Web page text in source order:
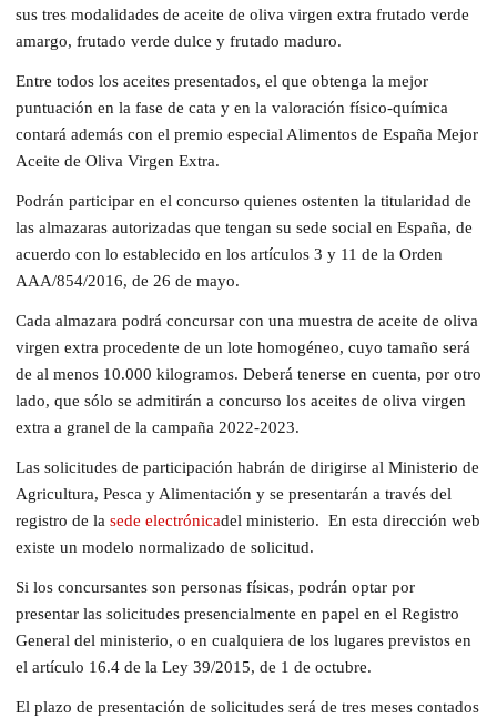
sus tres modalidades de aceite de oliva virgen extra frutado verde
amargo, frutado verde dulce y frutado maduro.
Entre todos los aceites presentados, el que obtenga la mejor
puntuación en la fase de cata y en la valoración físico-química
contará además con el premio especial Alimentos de España Mejor
Aceite de Oliva Virgen Extra.
Podrán participar en el concurso quienes ostenten la titularidad de
las almazaras autorizadas que tengan su sede social en España, de
acuerdo con lo establecido en los artículos 3 y 11 de la Orden
AAA/854/2016, de 26 de mayo.
Cada almazara podrá concursar con una muestra de aceite de oliva
virgen extra procedente de un lote homogéneo, cuyo tamaño será
de al menos 10.000 kilogramos. Deberá tenerse en cuenta, por otro
lado, que sólo se admitirán a concurso los aceites de oliva virgen
extra a granel de la campaña 2022-2023.
Las solicitudes de participación habrán de dirigirse al Ministerio de
Agricultura, Pesca y Alimentación y se presentarán a través del
registro de la sede electrónicadel ministerio. En esta dirección web
existe un modelo normalizado de solicitud.
Si los concursantes son personas físicas, podrán optar por
presentar las solicitudes presencialmente en papel en el Registro
General del ministerio, o en cualquiera de los lugares previstos en
el artículo 16.4 de la Ley 39/2015, de 1 de octubre.
El plazo de presentación de solicitudes será de tres meses contados